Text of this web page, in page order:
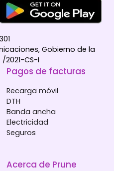
Gobierno de la
2021-CS-I
Pagos de facturas
Recarga móvil
DTH
Banda ancha
Electricidad
Seguros
Acerca de Prune